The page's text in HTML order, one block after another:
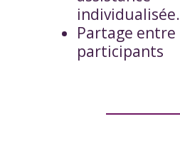
individualisée.
Partage entre
participants